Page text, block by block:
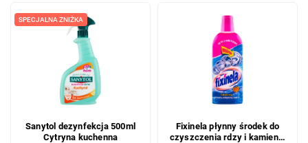
SPECJALNA ZNIŻKA
Sanytol dezynfekcja 500ml
Cytryna kuchenna
Fixinela płynny środek do
czyszczenia rdzy i kamienia